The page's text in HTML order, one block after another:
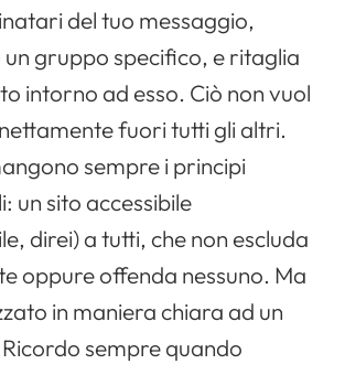
del tuo messaggio,
gruppo specifico, e ritaglia
intorno ad esso. Ciò non vuol
fuori tutti gli altri.
sempre i principi
un sito accessibile
direi) a tutti, che non escluda
oppure offenda nessuno. Ma
in maniera chiara ad un
sempre quando
Apri il menu di navigazione